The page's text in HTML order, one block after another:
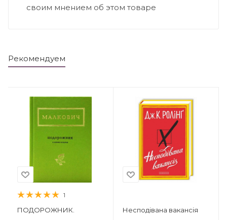
своим мнением об этом товаре
Рекомендуем
1
ПОДОРОЖНИК. Несподівана вакансія